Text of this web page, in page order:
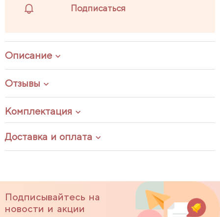
Подписаться
Описание
Отзывы
Комплектация
Доставка и оплата
Подписывайтесь на
новости и акции